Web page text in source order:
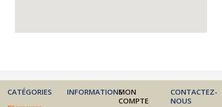
CATÉGORIES INFORMATIONSMON
COMPTE
CONTACTEZ-
NOUS